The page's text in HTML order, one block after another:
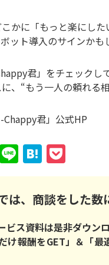
かに「もっと楽にした
ット導入のサインかも
君」をチェックし
、“もう一人の頼れる
君」公式HP
Twitter
LineHatena
は、商談をした
ビス資料は是非ダウン
け報酬をGET」＆「